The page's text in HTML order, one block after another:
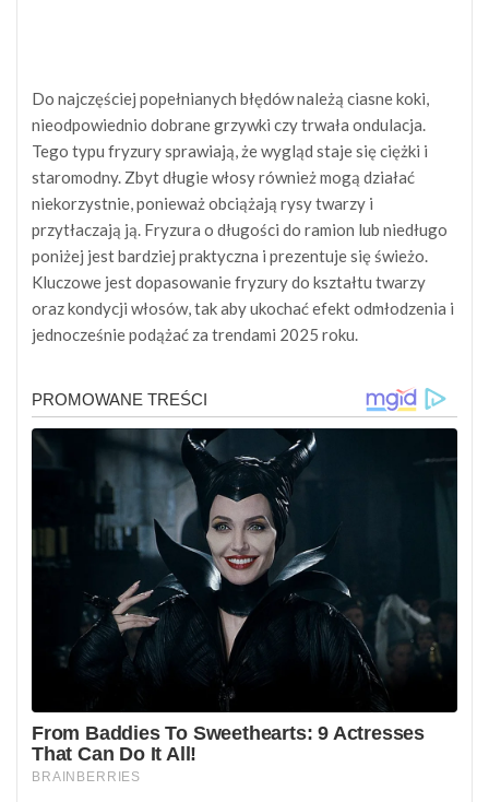
Do najczęściej popełnianych błędów należą ciasne koki,
nieodpowiednio dobrane grzywki czy trwała ondulacja.
Tego typu fryzury sprawiają, że wygląd staje się ciężki i
staromodny. Zbyt długie włosy również mogą działać
niekorzystnie, ponieważ obciążają rysy twarzy i
przytłaczają ją. Fryzura o długości do ramion lub niedługo
poniżej jest bardziej praktyczna i prezentuje się świeżo.
Kluczowe jest dopasowanie fryzury do kształtu twarzy
oraz kondycji włosów, tak aby ukochać efekt odmłodzenia i
jednocześnie podążać za trendami 2025 roku.